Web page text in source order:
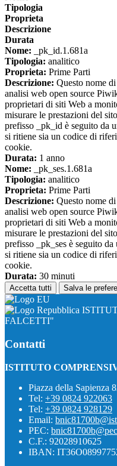
Tipologia
Proprieta
Descrizione
Durata
Nome: _pk_id.1.681a
Tipologia: analitico
Proprieta: Prime Parti
Descrizione: Questo nome
analisi web open source
proprietari di siti Web a
misurare le prestazioni del
prefisso _pk_id è seguito da
si ritiene sia un codice di
cookie.
Durata: 1 anno
Nome: _pk_ses.1.681a
Tipologia: analitico
Proprieta: Prime Parti
Descrizione: Questo nome
analisi web open source
proprietari di siti Web a
misurare le prestazioni del
prefisso _pk_ses è seguito
si ritiene sia un codice di
cookie.
Durata: 30 minuti
Accetta tutti Salva le
FALCETTI"
Contatti
ISTITUTO
Piazza della Sapienza
Tel: +39 0824 922063
Tel: +39 0824 928129
Email:
PEC:
C.F.: 92028910625
IBAN: